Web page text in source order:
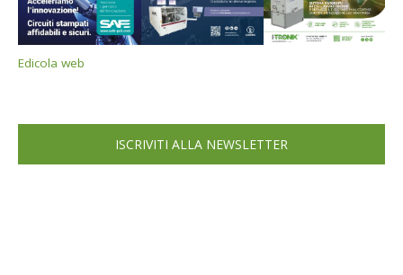
Edicola web
ISCRIVITI ALLA NEWSLETTER